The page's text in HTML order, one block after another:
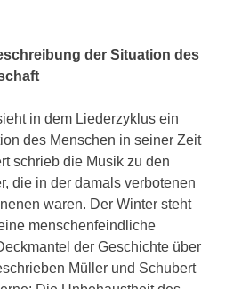
der Situation des
in dem Liederzyklus ein
des Menschen in seiner Zeit
schrieb die Musik zu den
die in der damals verbotenen
waren. Der Winter steht
menschenfeindliche
der Geschichte über
Müller und Schubert